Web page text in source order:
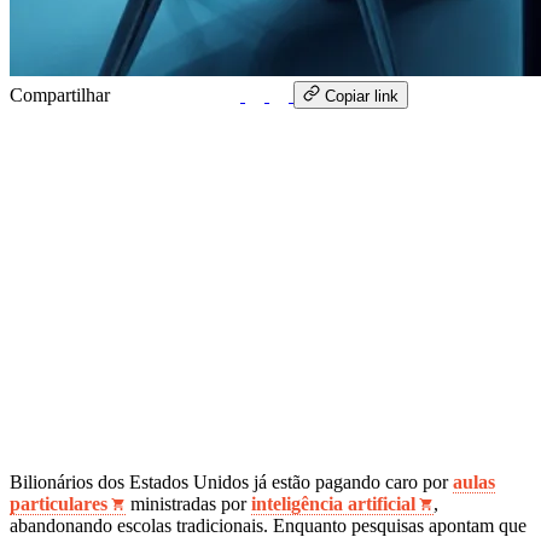
Compartilhar Copiar link
Bilionários dos Estados Unidos já estão pagando caro poraulas
particulares
ministradas porinteligência artificial
,
abandonando escolas tradicionais. Enquanto pesquisas apontam que